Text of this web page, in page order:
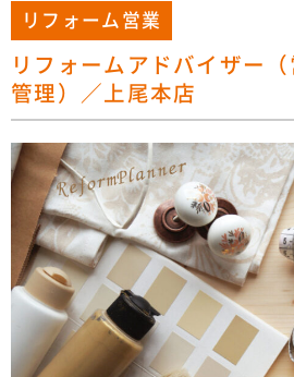
リフォーム営業
リフォームアドバイザー
管理）／上尾本店